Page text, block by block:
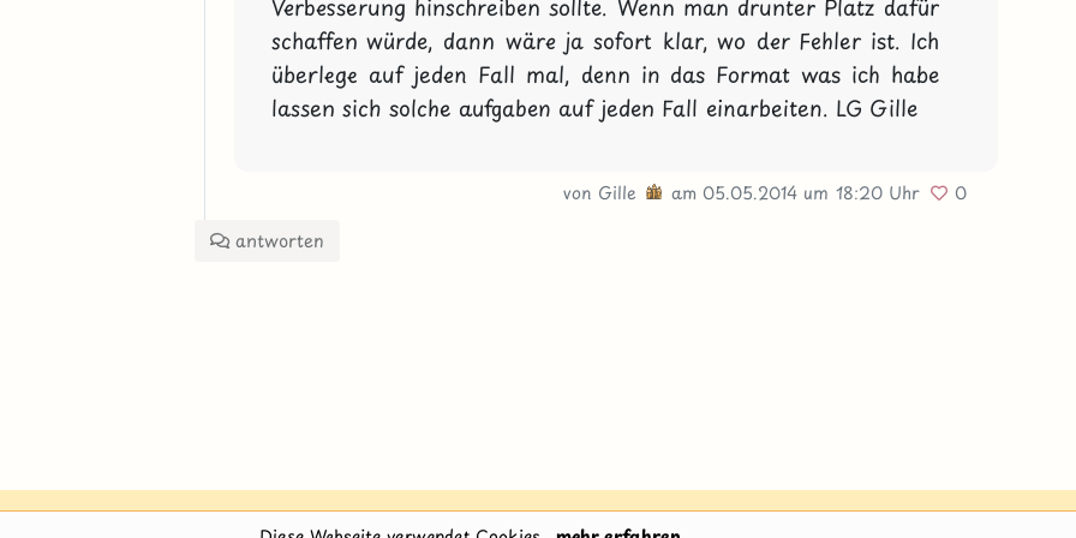
Verbesserung hinschreiben sollte. Wenn man drunter Platz dafür
schaffen würde, dann wäre ja sofort klar, wo der Fehler ist. Ich
überlege auf jeden Fall mal, denn in das Format was ich habe
lassen sich solche aufgaben auf jeden Fall einarbeiten. LG Gille
von Gille am 05.05.2014 um 18:20 Uhr 0
antworten